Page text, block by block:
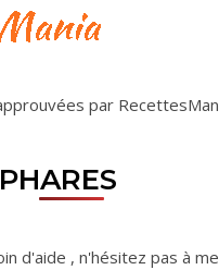
par
d'aide , n'hésitez pas à me